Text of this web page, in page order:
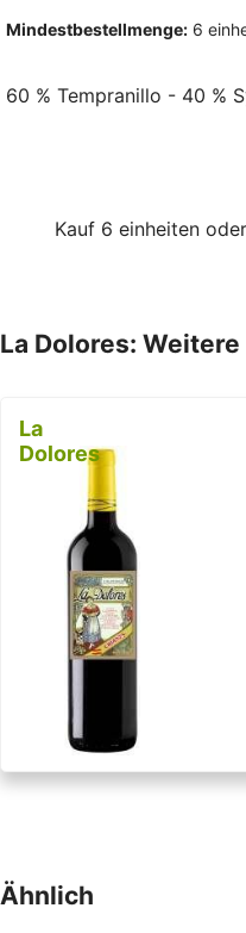
Mindestbestellmenge: 6
60 % Tempranillo - 40 %
Kauf 6 einheiten
La Dolores:
La
Dolores
Ähnlich